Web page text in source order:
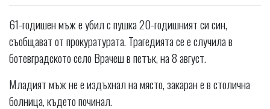
61-годишен мъж е убил с пушка 20-годишният си син,
съобщават от прокуратурата. Трагедията се е случила в
ботевградското село Врачеш в петък, на 8 август.
Младият мъж не е издъхнал на място, закаран е в столична
болница, където починал.